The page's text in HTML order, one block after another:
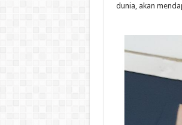
dunia, akan